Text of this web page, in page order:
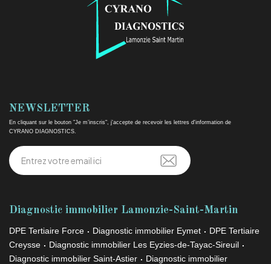
NEWSLETTER
En cliquant sur le bouton "Je m’inscris", j'accepte de recevoir les lettres d'information de
CYRANO DIAGNOSTICS.
Diagnostic immobilier Lamonzie-Saint-Martin
DPE Tertiaire Force Diagnostic immobilier Eymet
DPE Tertiaire
Creysse
Diagnostic immobilier Les Eyzies-de-Tayac-Sireuil
Diagnostic immobilier Saint-Astier
Diagnostic immobilier